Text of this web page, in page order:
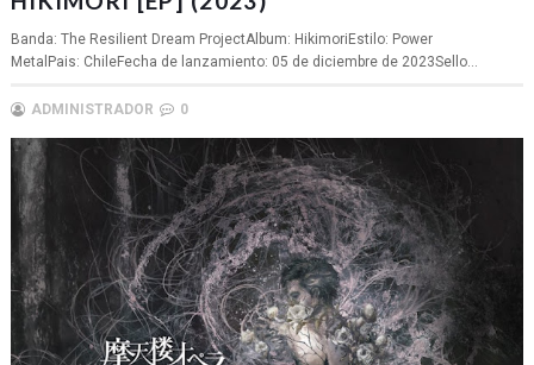
Banda: The Resilient Dream ProjectAlbum: HikimoriEstilo: Power
MetalPais: ChileFecha de lanzamiento: 05 de diciembre de 2023Sello...
ADMINISTRADOR 0